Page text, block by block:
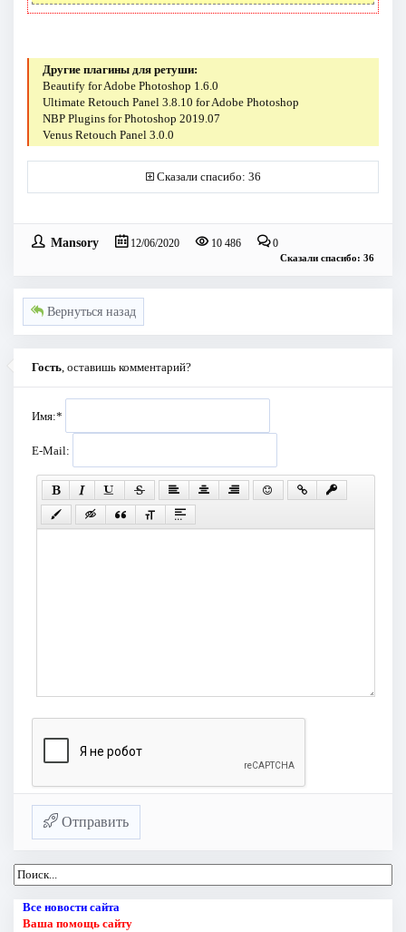
Другие плагины для ретуши:
Beautify for Adobe Photoshop 1.6.0
Ultimate Retouch Panel 3.8.10 for Adobe Photoshop
NBP Plugins for Photoshop 2019.07
Venus Retouch Panel 3.0.0
Сказали спасибо: 36
Mansory 12/06/2020 10 486 0
Сказали спасибо: 36
Вернуться назад
Гость, оставишь комментарий?
Имя:*
E-Mail:
Отправить
Все новости сайта
Ваша помощь сайту